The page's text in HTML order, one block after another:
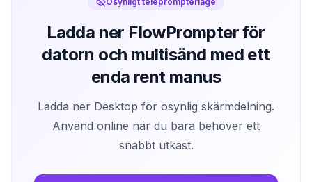
Ladda ner FlowPrompter för
datorn och multisänd med ett
enda rent manus
Ladda ner Desktop för osynlig skärmdelning.
Använd online när du bara behöver ett
snabbt utkast.